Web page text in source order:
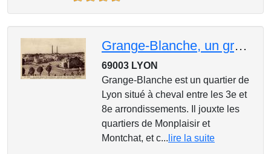
Grange-Blanche, un grand pôle santé
69003 LYON
Grange-Blanche est un quartier de
Lyon situé à cheval entre les 3e et
8e arrondissements. Il jouxte les
quartiers de Monplaisir et
Montchat, et c... lire la suite